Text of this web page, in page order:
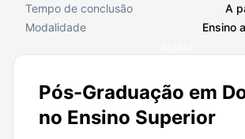
Pós-Graduação em
no Ensino Superior
Tempo de conclusão
A
Modalidade
Ensino